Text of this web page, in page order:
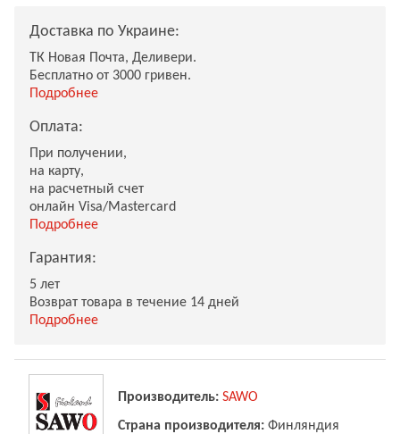
Доставка по Украине:
ТК Новая Почта, Деливери.
Бесплатно от 3000 гривен.
Подробнее
Оплата:
При получении,
на карту,
на расчетный счет
онлайн Visa/Mastercard
Подробнее
Гарантия:
5 лет
Возврат товара в течение 14 дней
Подробнее
Производитель: SAWO
Страна производителя: Финляндия